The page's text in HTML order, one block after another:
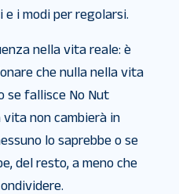
i modi per regolarsi.
nella vita reale: è
che nulla nella vita
se fallisce No Nut
vita non cambierà in
lo saprebbe o se
del resto, a meno che